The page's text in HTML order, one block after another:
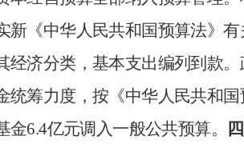
新《中华人民共和国预算法》
经济分类，基本支出编列到款
统筹力度，按《中华人民共和
金6.4亿元调入一般公共预算。